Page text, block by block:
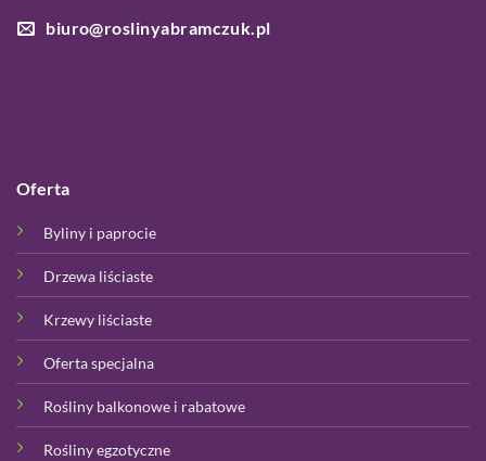
biuro@roslinyabramczuk.pl
Oferta
Byliny i paprocie
Drzewa liściaste
Krzewy liściaste
Oferta specjalna
Rośliny balkonowe i rabatowe
Rośliny egzotyczne